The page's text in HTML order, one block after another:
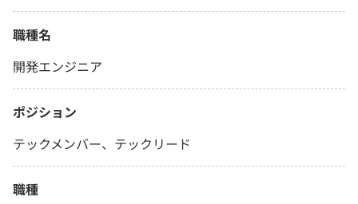
職種名
開発エンジニア
ポジション
テックメンバー、テックリード
職種